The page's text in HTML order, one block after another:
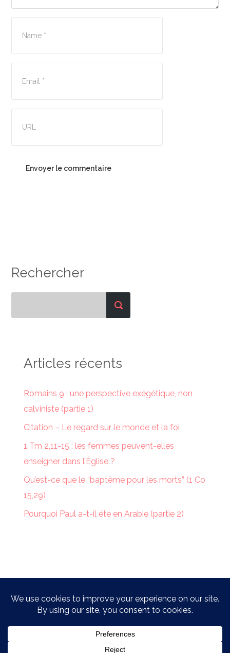
Rechercher
Articles récents
Romains 9 : une perspective exégétique, non
calviniste (partie 1)
Citation – Le regard sur le monde et la foi
1 Tm 2,11-15 : les femmes peuvent-elles
enseigner dans l’Église ?
Qu’est-ce que le “baptême pour les morts” (1 Co
15,29)
Pourquoi Paul a-t-il été en Arabie (partie 2)